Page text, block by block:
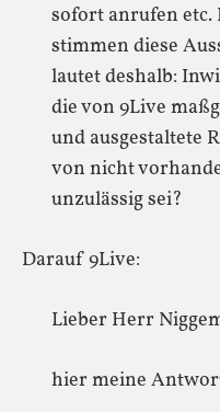
sofort anrufen etc.
stimmen diese
lautet deshalb:
die von 9Live
und ausgestaltete
von nicht
unzulässig sei?
Darauf 9Live:
Lieber Herr
hier meine